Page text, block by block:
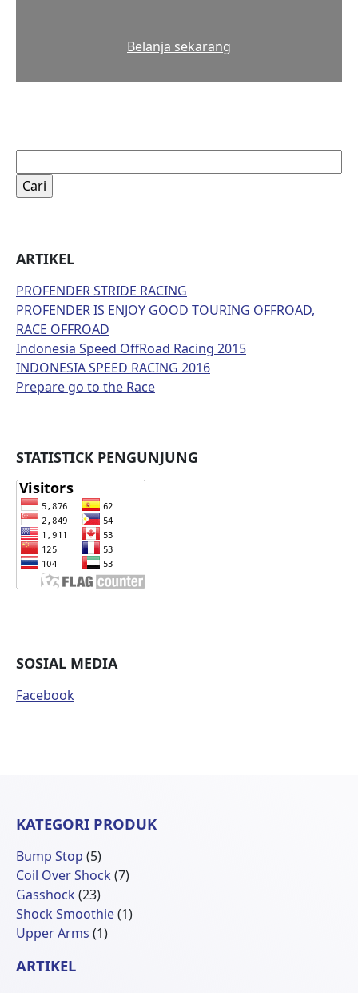
Belanja sekarang
untuk:
ARTIKEL
PROFENDER STRIDE RACING
PROFENDER IS ENJOY GOOD TOURING OFFROAD,
RACE OFFROAD
Indonesia Speed OffRoad Racing 2015
INDONESIA SPEED RACING 2016
Prepare go to the Race
STATISTICK PENGUNJUNG
SOSIAL MEDIA
Facebook
KATEGORI PRODUK
Bump Stop 55
Produk
Coil Over Shock 77
Gasshock 2323
Produk
Shock Smoothie 11
Upper Arms 11
ARTIKEL